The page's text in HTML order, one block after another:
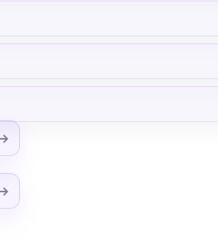
→
→